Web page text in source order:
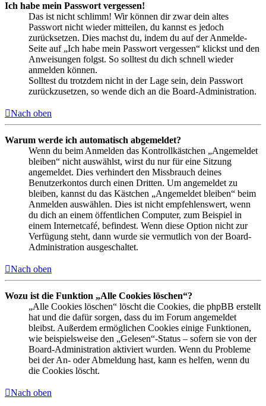
Ich habe mein Passwort vergessen!
Das ist nicht schlimm! Wir können dir zwar dein altes
Passwort nicht wieder mitteilen, du kannst es jedoch
zurücksetzen. Dies machst du, indem du auf der Anmelde-
Seite auf „Ich habe mein Passwort vergessen“ klickst und den
Anweisungen folgst. So solltest du dich schnell wieder
anmelden können.
Solltest du trotzdem nicht in der Lage sein, dein Passwort
zurückzusetzen, so wende dich an die Board-Administration.
Nach oben
Warum werde ich automatisch abgemeldet?
Wenn du beim Anmelden das Kontrollkästchen „Angemeldet
bleiben“ nicht auswählst, wirst du nur für eine Sitzung
angemeldet. Dies verhindert den Missbrauch deines
Benutzerkontos durch einen Dritten. Um angemeldet zu
bleiben, kannst du das Kästchen „Angemeldet bleiben“ beim
Anmelden auswählen. Dies ist nicht empfehlenswert, wenn
du dich an einem öffentlichen Computer, zum Beispiel in
einem Internetcafé, befindest. Wenn diese Option nicht zur
Verfügung steht, dann wurde sie vermutlich von der Board-
Administration ausgeschaltet.
Nach oben
Wozu ist die Funktion „Alle Cookies löschen“?
„Alle Cookies löschen“ löscht die Cookies, die phpBB erstellt
hat und die dafür sorgen, dass du im Forum angemeldet
bleibst. Außerdem ermöglichen Cookies einige Funktionen,
wie beispielsweise den „Gelesen“-Status – sofern sie von der
Board-Administration aktiviert wurden. Wenn du Probleme
bei der An- oder Abmeldung hast, kann es helfen, wenn du
die Cookies löscht.
Nach oben